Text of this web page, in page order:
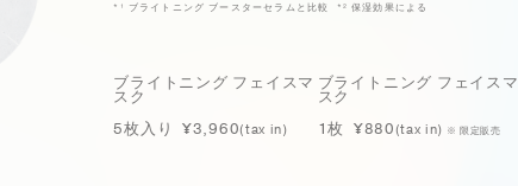
*¹ ブライトニング ブースターセラムと比較 *² 保湿効果による
ブライトニング フェイスマ
スク
5枚入り ¥3,960(tax in)
ブライトニング フェイスマ
スク
1枚 ¥880(tax in) ※ 限定販売